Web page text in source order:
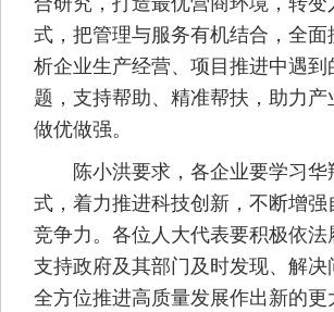
式，把管理与服务有机结合，全
析企业生产经营、项目推进中遇
题，支持帮助、精准帮扶，助力产
做优做强。
陈小洪要求，各企业要学习华
式，着力推进科技创新，不断增
竞争力。各位人大代表要积极依
支持政府及其部门及时发现、解
全方位推进高质量发展作出新的更